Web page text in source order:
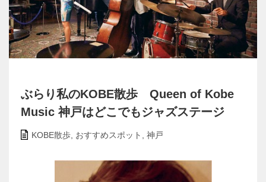
ぶらり私のKOBE散歩 Queen of Kobe
Music 神戸はどこでもジャズステージ
KOBE散歩, おすすめスポット , 神戸